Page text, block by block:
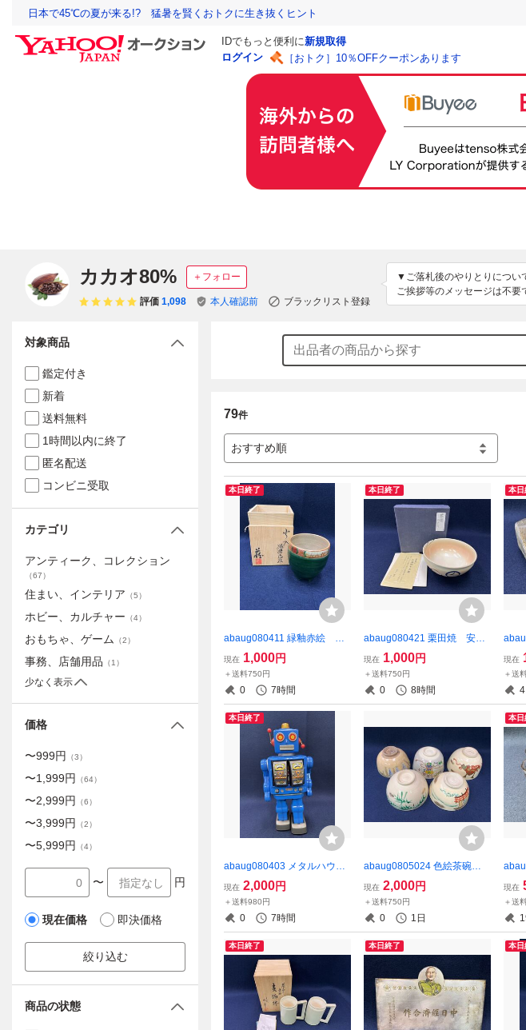
日本で45℃の夏が来る!? 猛暑を賢くおトクに生き抜くヒント
IDでもっと便利に新規取得
ログイン
［おトク］10％OFFクーポンあります
カカオ80% ＋フォロー
評価 1,098 本人確認前 ブラックリスト登録
▼ご落札後のやりとりについ
ご挨拶等のメッセージは不要
不明な点や気になる事ができ
お手数おかけしますが今しば
▼梱包サイズについて
稀にサイズが前後する場合が
79件
おすすめ順
本日終了
abaug080411 緑釉赤絵 火
入 茶道具 在銘
現在 1,000円
＋送料750円
0 7時間
本日終了
abaug080421 栗田焼 安田
浩人 茶碗 茶道具 抹茶碗
現在 1,000円
＋送料750円
0 8時間
本日
化
現在
＋送
4
本日終了
abaug080403 メタルハウ
ス STAR STRIDER 昭和レ
トロ ブリキ 当時物
現在 2,000円
＋送料980円
0 7時間
abaug0805024 色絵茶碗
まとめ 5点 茶碗 茶道具
現在 2,000円
＋送料750円
0 1日
本日
ョ
ロ
現在
＋送
本日終了 本日終了 本日
対象商品
鑑定付き
新着
送料無料
1時間以内に終了
匿名配送
コンビニ受取
カテゴリ
アンティーク、コレクション
（67）
住まい、インテリア （5）
ホビー、カルチャー （4）
おもちゃ、ゲーム （2）
事務、店舗用品 （1 ）
少なく表示
価格
〜999円 （3）
〜1,999円 （64）
〜2,999円 （6）
〜3,999円 （2）
〜5,999円 （4）
〜 円
現在価格 即決価格
絞り込む
商品の状態